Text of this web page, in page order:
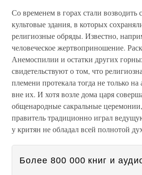
Со временем в горах стали возводить
культовые здания, в которых
религиозные обряды. Известно,
человеческое жертвоприношение.
Анемоспилии и остатки других
свидетельствуют о том, что
племени протекала тогда не только
вне их. И хотя возле дома царя
общенародные сакральные
правитель традиционно играл
у критян не обладал всей полнотой
Более 800 000 книг и